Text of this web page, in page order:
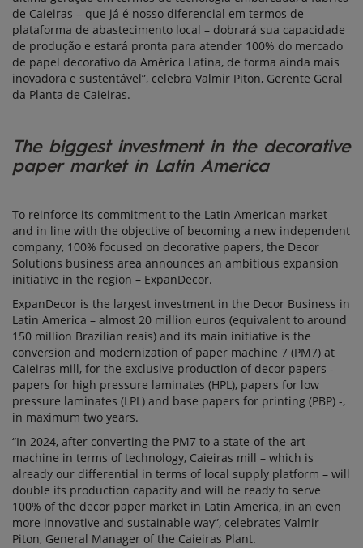
de Caieiras – que já é nosso diferencial em termos de
plataforma de abastecimento local – dobrará sua capacidade
de produção e estará pronta para atender 100% do mercado
de papel decorativo da América Latina, de forma ainda mais
inovadora e sustentável”, celebra Valmir Piton, Gerente Geral
da Planta de Caieiras.
The biggest investment in the decorative
paper market in Latin America
To reinforce its commitment to the Latin American market
and in line with the objective of becoming a new independent
company, 100% focused on decorative papers, the Decor
Solutions business area announces an ambitious expansion
initiative in the region – ExpanDecor.
ExpanDecor is the largest investment in the Decor Business in
Latin America – almost 20 million euros (equivalent to around
150 million Brazilian reais) and its main initiative is the
conversion and modernization of paper machine 7 (PM7) at
Caieiras mill, for the exclusive production of decor papers -
papers for high pressure laminates (HPL), papers for low
pressure laminates (LPL) and base papers for printing (PBP) -,
in maximum two years.
“In 2024, after converting the PM7 to a state-of-the-art
machine in terms of technology, Caieiras mill – which is
already our differential in terms of local supply platform – will
double its production capacity and will be ready to serve
100% of the decor paper market in Latin America, in an even
more innovative and sustainable way”, celebrates Valmir
Piton, General Manager of the Caieiras Plant.